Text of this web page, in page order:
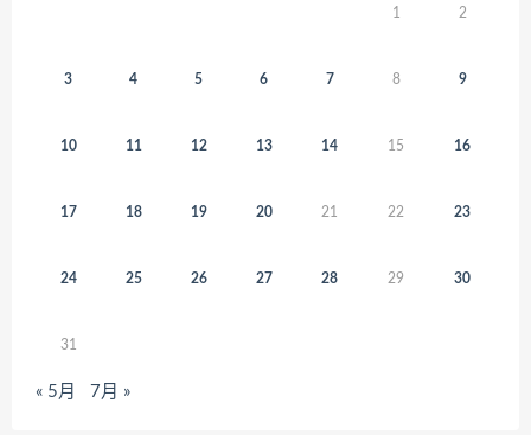
1 2
3 4 5 6 7 8 9
10 11 12 13 14 15 16
17 18 19 20 21 22 23
24 25 26 27 28 29 30
31
« 5月 7月 »